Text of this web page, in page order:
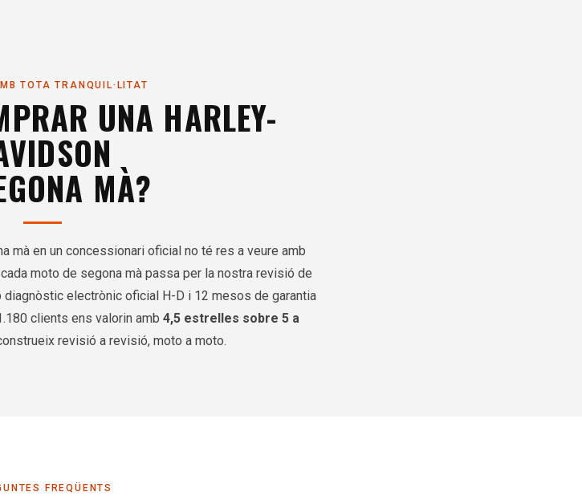
TOTA TRANQUIL·LITAT
UNA HARLEY-
MÀ?
mà en un concessionari oficial no té res a veure amb
moto de segona mà passa per la nostra revisió de
diagnòstic electrònic oficial H-D i 12 mesos de garantia
clients ens valorin amb 4,5 estrelles sobre 5 a
revisió a revisió, moto a moto.
FREQÜENTS